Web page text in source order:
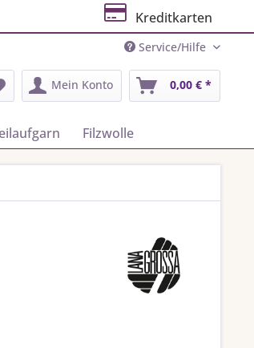
Kreditkarten
Service/Hilfe
Mein Konto 0,00 € *
Filzwolle